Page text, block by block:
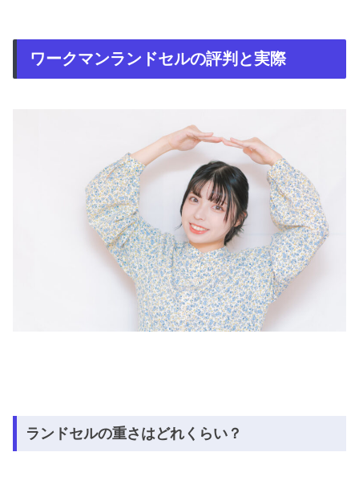
ワークマンランドセルの評判と実際
ランドセルの重さはどれくらい？